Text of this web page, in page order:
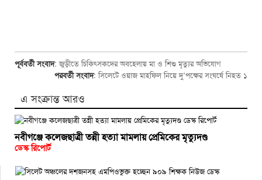
পূর্ববর্তী সংবাদ:জুড়ীতে চিকিৎসকদের অবহেলায় মা ও শিশু মৃত্যুর অভিযোগ
পরবর্তী সংবাদ:সিলেটে ওয়াজ মাহফিল নিয়ে দু’পক্ষের সংঘর্ষে নিহত ১
এ সংক্রান্ত আরও
নবীগঞ্জে কলেজছাত্রী তন্নী হত্যা মামলায় প্রেমিকের মৃত্যুদণ্ড
ডেস্ক রিপোর্ট